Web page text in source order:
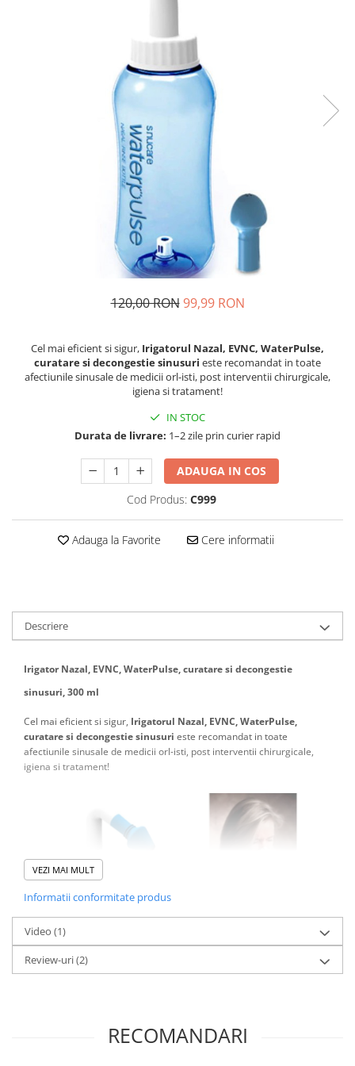
120,00 RON 99,99 RON
Cel mai eficient si sigur, Irigatorul Nazal, EVNC, WaterPulse,
curatare si decongestie sinusuri este recomandat in toate
afectiunile sinusale de medicii orl-isti, post interventii chirurgicale,
igiena si tratament!
IN STOC
Durata de livrare: 1–2 zile prin curier rapid
ADAUGA IN COS
Cod Produs: C999
Adauga la Favorite Cere informatii
Descriere
Irigator Nazal, EVNC, WaterPulse, curatare si decongestie
sinusuri, 300 ml
Cel mai eficient si sigur, Irigatorul Nazal, EVNC, WaterPulse,
curatare si decongestie sinusuri este recomandat in toate
afectiunile sinusale de medicii orl-isti, post interventii chirurgicale,
igiena si tratament!
VEZI MAI MULT
Informatii conformitate produs
Video (1)
Review-uri(2)
RECOMANDARI